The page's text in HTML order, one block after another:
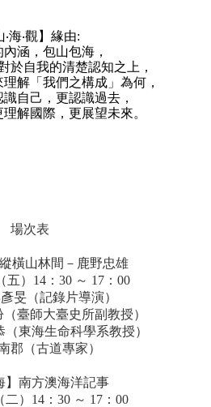
‧海‧觀】緣由:
內涵，包山包海，
於自我的清楚認知之上，
解「我們之構成」為何，
自己，更認識過去，
解國際，更展望未來。
場次表
縱橫山林間－鹿野忠雄
（五） 14 ： 30 ～ 17 ： 00
旻（記錄片導演）
臺師大臺史所副教授）
（東海生命科學系教授）
郡（古道專家）
】南方澳海洋記事
（二） 14 ： 30 ～ 17 ： 00